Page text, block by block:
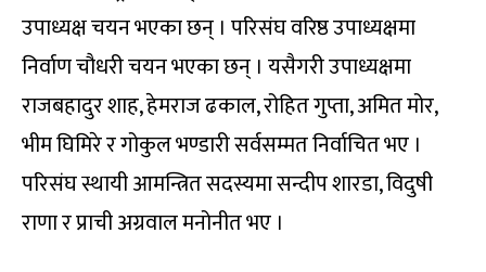
उपाध्यक्ष चयन भएका छन् । परिसंघ वरिष्ठ उपाध्यक्षमा
निर्वाण चौधरी चयन भएका छन् । यसैगरी उपाध्यक्षमा
राजबहादुर शाह, हेमराज ढकाल, रोहित गुप्ता, अमित मोर,
भीम घिमिरे र गोकुल भण्डारी सर्वसम्मत निर्वाचित भए ।
परिसंघ स्थायी आमन्त्रित सदस्यमा सन्दीप शारडा, विदुषी
राणा र प्राची अग्रवाल मनोनीत भए ।